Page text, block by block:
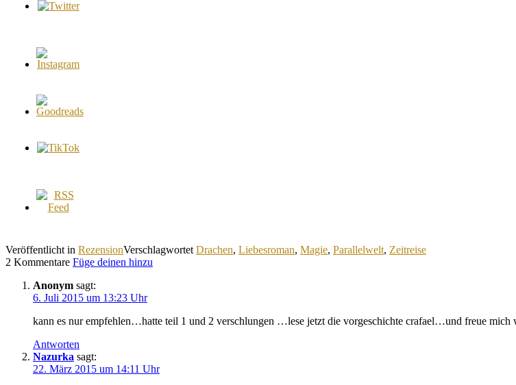
Veröffentlicht in RezensionVerschlagwortet Drachen, Liebesroman, Magie, Parallelwelt, Zeitreise
2 Kommentare Füge deinen hinzu
Anonym sagt:
6. Juli 2015 um 13:23 Uhr
kann es nur empfehlen…hatte teil 1 und 2 verschlungen …lese jetzt die vorgeschichte crafael…und freue mich
Antworten
Nazurka sagt:
22. März 2015 um 14:11 Uhr